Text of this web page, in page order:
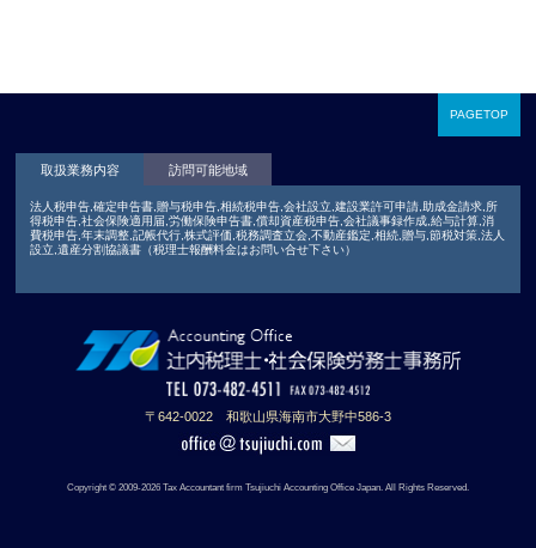
PAGETOP
取扱業務内容 訪問可能地域
法人税申告,確定申告書,贈与税申告,相続税申告,会社設立,建設業許可申請,助成金請求,所
得税申告,社会保険適用届,労働保険申告書,償却資産税申告,会社議事録作成,給与計算,消
費税申告,年末調整,記帳代行,株式評価,税務調査立会,不動産鑑定,相続,贈与,節税対策,法人
設立,遺産分割協議書（税理士報酬料金はお問い合せ下さい）
〒642-0022 和歌山県海南市大野中586-3
Copyright © 2009-2026 Tax Accountant firm Tsujiuchi Accounting Office Japan. All Rights Reserved.